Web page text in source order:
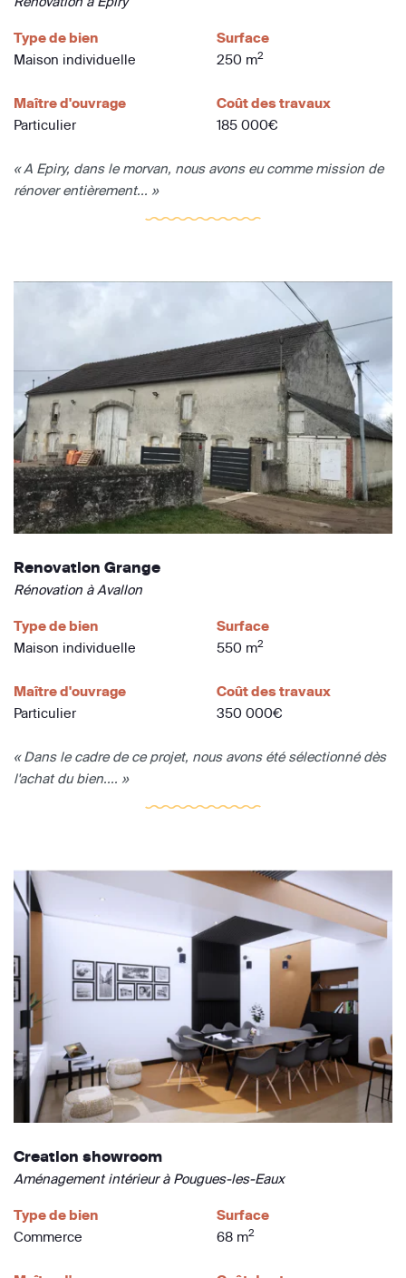
Type de bien
Maison individuelle
Surface
250 m2
Maître d'ouvrage
Particulier
Coût des travaux
185 000€
« A Epiry, dans le morvan, nous avons eu comme mission de
rénover entièrement... »
Renovation Grange
Rénovation à Avallon
Type de bien
Maison individuelle
Surface
550 m2
Maître d'ouvrage
Particulier
Coût des travaux
350 000€
« Dans le cadre de ce projet, nous avons été sélectionné dès
l'achat du bien.... »
Creation showroom
Aménagement intérieur à Pougues-les-Eaux
Type de bien
Commerce
Surface
68 m2